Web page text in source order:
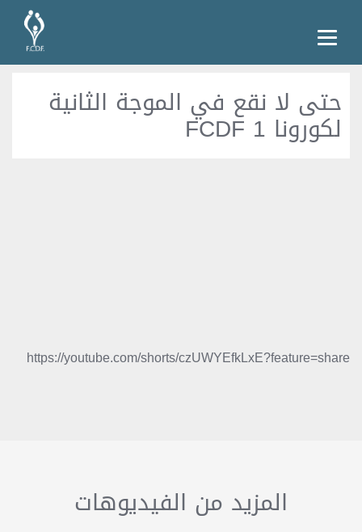
حتى لا نقع في الموجة الثانية
لكورونا 1 FCDF
https://youtube.com/shorts/czUWYEfkLxE?feature=share
المزيد من الفيديوهات